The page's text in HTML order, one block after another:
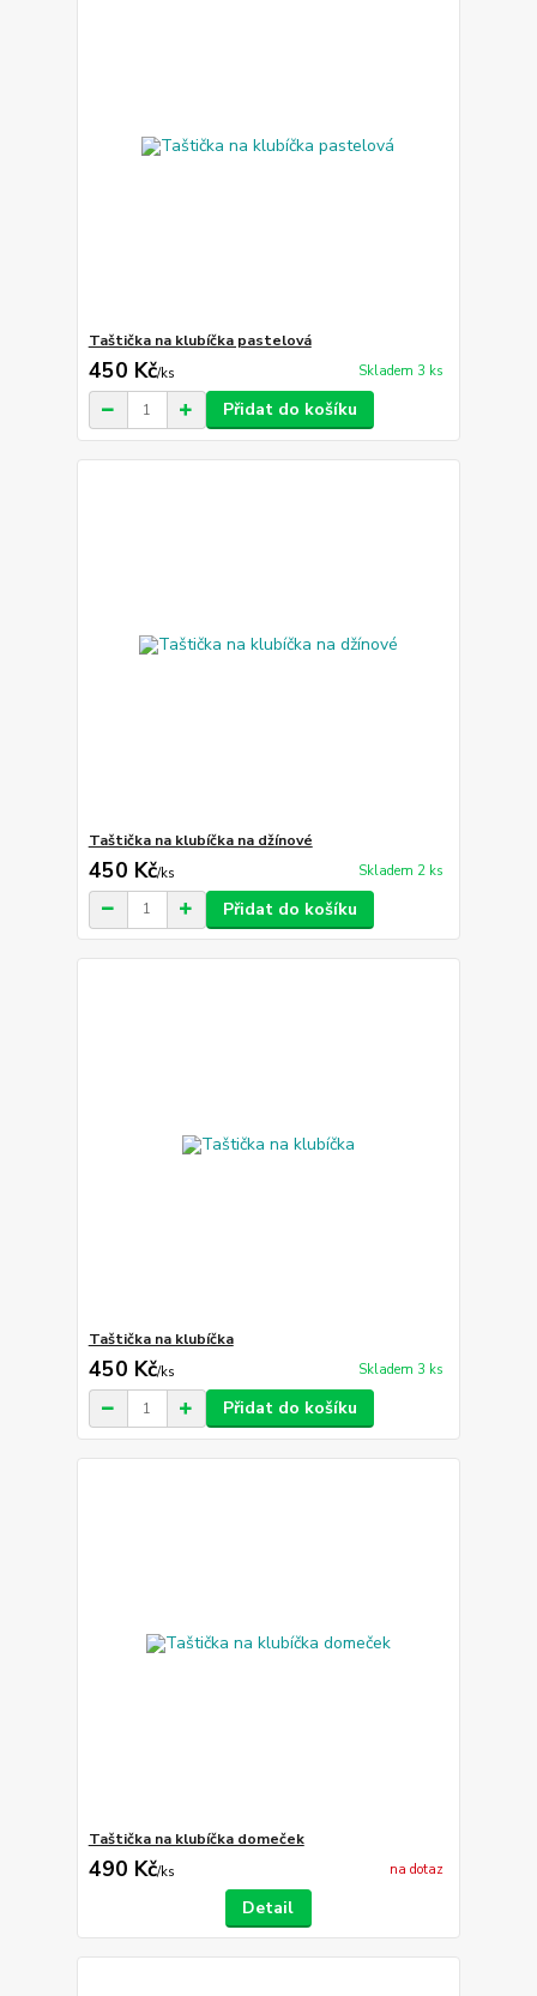
Taštička na klubíčka pastelová
450 Kč/ks Skladem 3 ks
Přidat do košíku
Taštička na klubíčka na džínové
450 Kč/ks Skladem 2 ks
Přidat do košíku
Taštička na klubíčka
450 Kč/ks Skladem 3 ks
Přidat do košíku
Taštička na klubíčka domeček
490 Kč/ks na dotaz
Detail